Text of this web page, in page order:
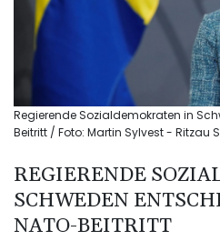
Regierende Sozialdemokraten in
Beitritt / Foto: Martin Sylvest - Ritzau
REGIERENDE
SCHWEDEN
NATO-BEITRITT